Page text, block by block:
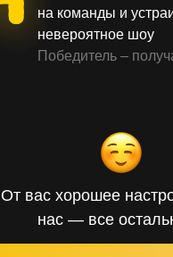
От вас хорошее
нас — все
на команды и
невероятное шоу
Победитель –